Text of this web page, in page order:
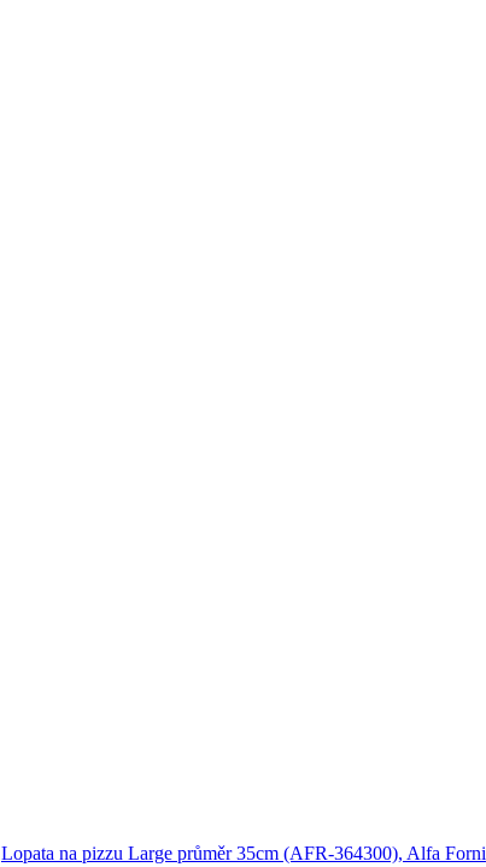
Lopata na pizzu Large průměr 35cm (AFR-364300), Alfa Forni